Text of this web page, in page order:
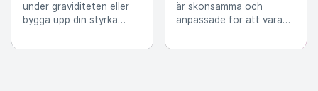
under graviditeten eller
bygga upp din styrka
är skonsamma och
anpassade för att vara